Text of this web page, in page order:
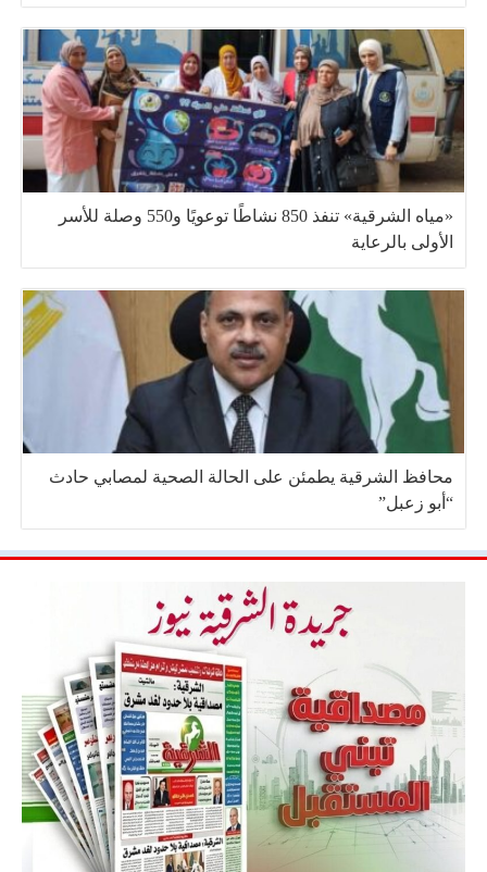
«مياه الشرقية» تنفذ 850 نشاطًا توعويًا و550 وصلة للأسر
الأولى بالرعاية
محافظ الشرقية يطمئن على الحالة الصحية لمصابي حادث
“أبو زعبل”